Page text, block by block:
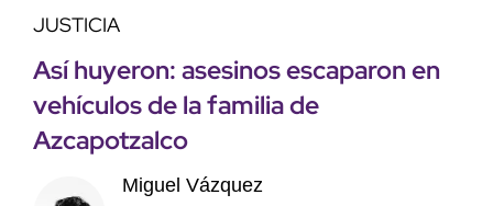
JUSTICIA
Así huyeron: asesinos escaparon en
vehículos de la familia de
Azcapotzalco
Miguel Vázquez